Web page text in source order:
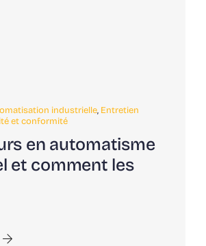
industrielle, Entretien
et conformité
en automatisme
et comment les